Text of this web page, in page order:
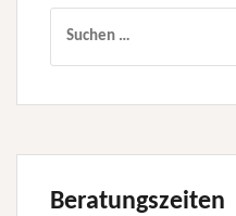
Beratungszeiten